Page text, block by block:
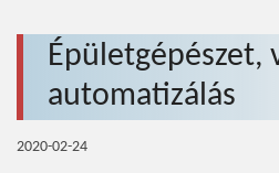
Épületgépészet,
automatizálás
2020-02-24